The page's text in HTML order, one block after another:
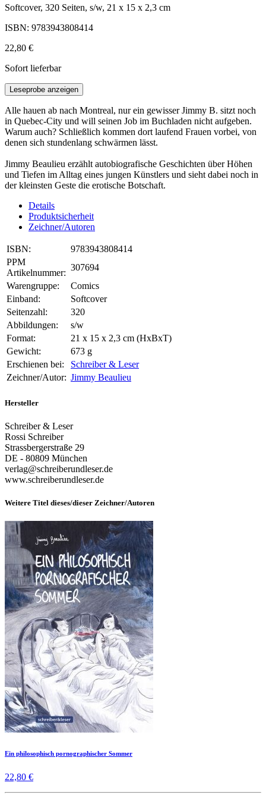
Softcover, 320 Seiten, s/w, 21 x 15 x 2,3 cm
ISBN: 9783943808414
22,80 €
Sofort lieferbar
Leseprobe anzeigen
Alle hauen ab nach Montreal, nur ein gewisser Jimmy B. sitzt noch
in Quebec-City und will seinen Job im Buchladen nicht aufgeben.
Warum auch? Schließlich kommen dort laufend Frauen vorbei, von
denen sich stundenlang schwärmen lässt.
Jimmy Beaulieu erzählt autobiografische Geschichten über Höhen
und Tiefen im Alltag eines jungen Künstlers und sieht dabei noch in
der kleinsten Geste die erotische Botschaft.
Details
Produktsicherheit
Zeichner/Autoren
ISBN:
9783943808414
PPM
Artikelnummer:
307694
Warengruppe:
Comics
Einband:
Softcover
Seitenzahl:
320
Abbildungen:
s/w
Format:
21 x 15 x 2,3 cm (HxBxT)
Gewicht:
673 g
Erschienen bei:
Schreiber & Leser
Zeichner/Autor: Jimmy Beaulieu
Hersteller
Schreiber & Leser
Rossi Schreiber
Strassbergerstraße 29
DE - 80809 München
verlag@schreiberundleser.de
www.schreiberundleser.de
Weitere Titel dieses/dieser Zeichner/Autoren
Ein philosophisch pornographischer Sommer
22,80 €